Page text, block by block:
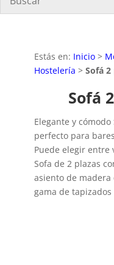
Estás en: Inicio>
Hostelería > Sofá 2
Sofá
Elegante y
perfecto para
Puede elegir entre
Sofa de 2 plazas
asiento de madera
gama de